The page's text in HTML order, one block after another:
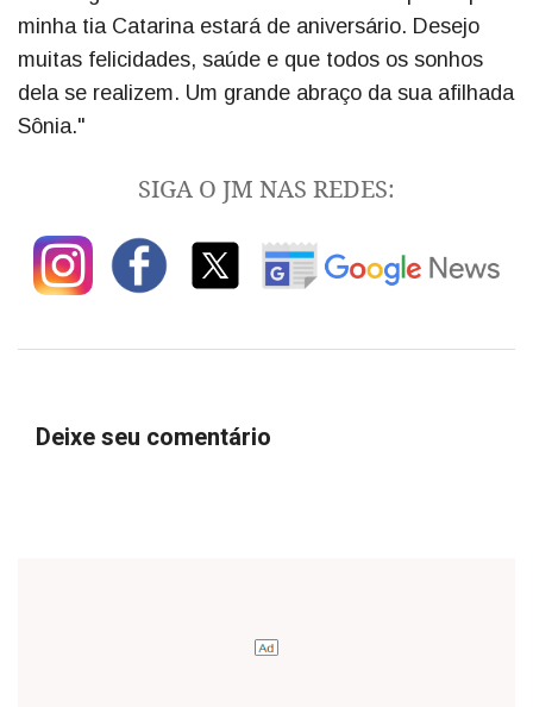
minha tia Catarina estará de aniversário. Desejo
muitas felicidades, saúde e que todos os sonhos
dela se realizem. Um grande abraço da sua afilhada
Sônia."
SIGA O JM NAS REDES:
Deixe seu comentário